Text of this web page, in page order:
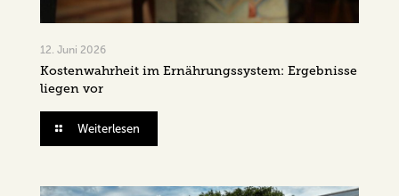
12. Juni 2026
Kostenwahrheit im Ernährungssystem: Ergebnisse
liegen vor
Weiterlesen